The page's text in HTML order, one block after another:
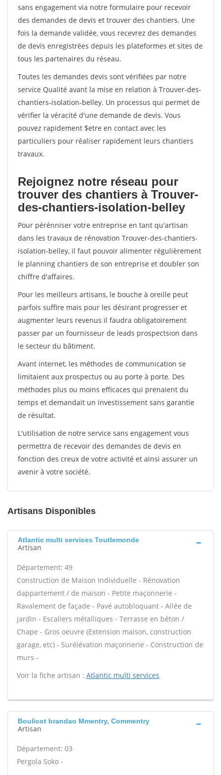
sans engagement via notre formulaire pour recevoir
des demandes de devis et trouver des chantiers. Une
fois la demande validée, vous recevrez des demandes
de devis enregistrées depuis les plateformes et sites de
tous les partenaires du réseau.
Toutes les demandes devis sont vérifiées par notre
service Qualité avant la mise en relation à Trouver-des-
chantiers-isolation-belley. Un processus qui permet de
vérifier la véracité d'une demande de devis. Vous
pouvez rapidement $etre en contact avec les
particuliers pour réaliser rapidement leurs chantiers
travaux.
Rejoignez notre réseau pour
trouver des chantiers à Trouver-
des-chantiers-isolation-belley
Pour pérénniser votre entreprise en tant qu'artisan
dans les travaux de rénovation Trouver-des-chantiers-
isolation-belley, il faut pouvoir alimenter régulièrement
le planning chantiers de son entreprise et doubler son
chiffre d'affaires.
Pour les meilleurs artisans, le bouche à oreille peut
parfois suffire mais pour les désirant progresser et
augmenter leurs revenus il faudra obligatoirement
passer par un fournisseur de leads prospectsion dans
le secteur du bâtiment.
Avant internet, les méthodes de communication se
limitaient aux prospectus ou au porte à porte. Des
méthodes plus ou moins efficaces qui prenaient du
temps et demandait un investissement sans garantie
de résultat.
L'utilisation de notre service sans engagement vous
permettra de recevoir des demandes de devis en
fonction des creux de votre activité et ainsi assurer un
avenir à votre société.
Artisans Disponibles
Atlantic multi services Toutlemonde
Artisan
Département: 49
Construction de Maison Individuelle - Rénovation
dappartement / de maison - Petite maçonnerie -
Ravalement de façade - Pavé autobloquant - Allée de
jardin - Escaliers métalliques - Terrasse en béton /
Chape - Gros oeuvre (Extension maison, construction
garage, etc) - Surélévation maçonnerie - Construction de
murs -
Voir la fiche artisan : Atlantic multi services
Boulicot brandao Mmentry, Commentry
Artisan
Département: 03
Pergola Soko -